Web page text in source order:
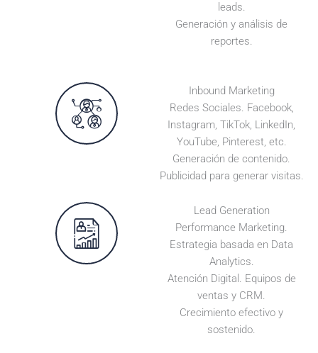
leads.
Generación y análisis de
reportes.
Inbound Marketing
Redes Sociales. Facebook,
Instagram, TikTok, LinkedIn,
YouTube, Pinterest, etc.
Generación de contenido.
Publicidad para generar visitas.
Lead Generation
Performance Marketing.
Estrategia basada en Data
Analytics.
Atención Digital. Equipos de
ventas y CRM.
Crecimiento efectivo y
sostenido.